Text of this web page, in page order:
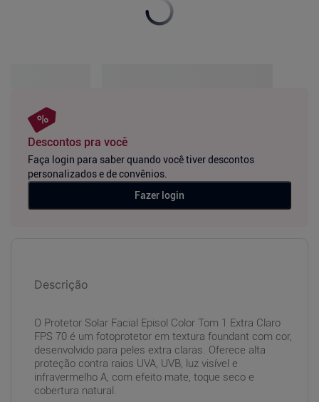
Descontos pra você
Faça login para saber quando você tiver descontos
personalizados e de convênios.
Fazer login
Descrição
O Protetor Solar Facial Episol Color Tom 1 Extra Claro
FPS 70 é um fotoprotetor em textura foundant com cor,
desenvolvido para peles extra claras. Oferece alta
proteção contra raios UVA, UVB, luz visível e
infravermelho A, com efeito mate, toque seco e
cobertura natural.